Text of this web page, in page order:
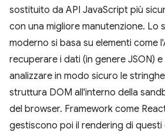
sostituito da API JavaScript più
con una migliore manutenzione. Lo
moderno si basa su elementi come
recuperare i dati (in genere JSON)
analizzare in modo sicuro le
struttura DOM all'interno della
del browser. Framework come
gestiscono poi il rendering di questi